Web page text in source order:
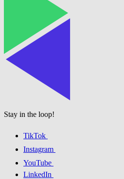
Stay in the loop!
TikTok
Instagram
YouTube
LinkedIn